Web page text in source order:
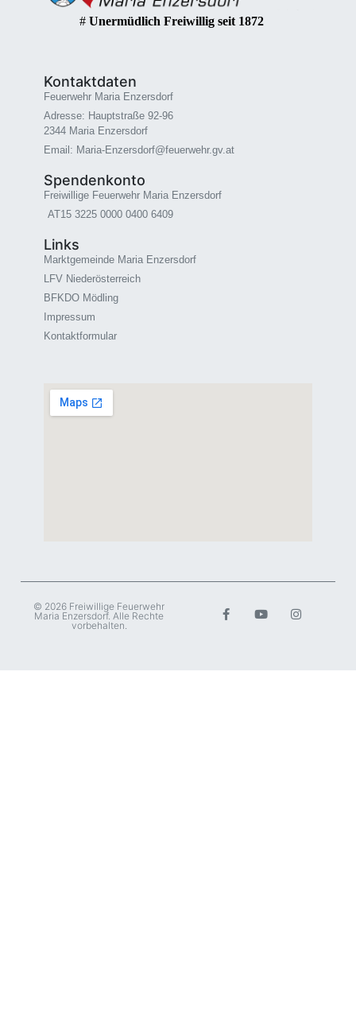
# Unermüdlich Freiwillig seit 1872
Kontaktdaten
Feuerwehr Maria Enzersdorf
Adresse: Hauptstraße 92-96
2344 Maria Enzersdorf
Email: Maria-Enzersdorf@feuerwehr.gv.at
Spendenkonto
Freiwillige Feuerwehr Maria Enzersdorf
AT15 3225 0000 0400 6409
Links
Marktgemeinde Maria Enzersdorf
LFV Niederösterreich
BFKDO Mödling
Impressum
Kontaktformular
© 2026 Freiwillige Feuerwehr
Maria Enzersdorf. Alle Rechte
vorbehalten.